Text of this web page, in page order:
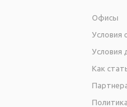
Офисы
Условия
Условия
Как
Политика